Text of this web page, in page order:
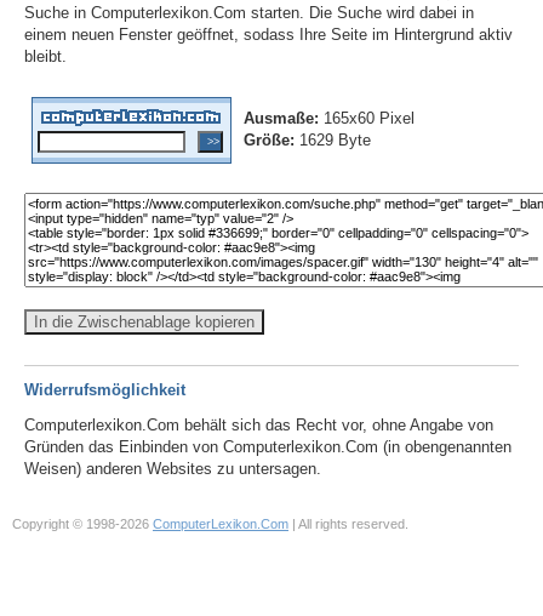
Suche in Computerlexikon.Com starten. Die Suche wird dabei in
einem neuen Fenster geöffnet, sodass Ihre Seite im Hintergrund aktiv
bleibt.
Ausmaße: 165x60 Pixel
Größe: 1629 Byte
In die Zwischenablage kopieren
Widerrufsmöglichkeit
Computerlexikon.Com behält sich das Recht vor, ohne Angabe von
Gründen das Einbinden von Computerlexikon.Com (in obengenannten
Weisen) anderen Websites zu untersagen.
Copyright © 1998-2026 ComputerLexikon.Com | All rights reserved.